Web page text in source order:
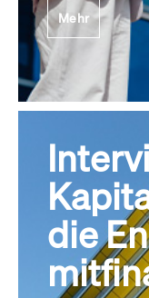
Mehr
die